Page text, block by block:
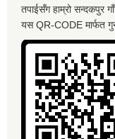
तपाईसँग हाम्रो सन्दकपुर
यस QR-CODE मार्फत